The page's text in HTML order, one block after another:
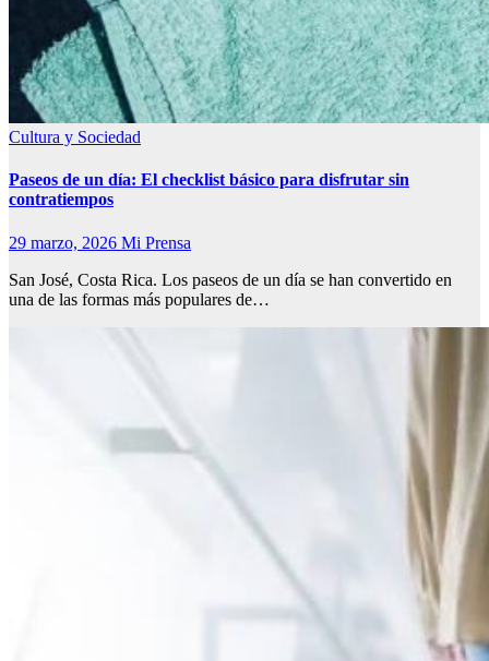
Cultura y Sociedad
Paseos de un día: El checklist básico para disfrutar sin
contratiempos
29 marzo, 2026 Mi Prensa
San José, Costa Rica. Los paseos de un día se han convertido en
una de las formas más populares de…